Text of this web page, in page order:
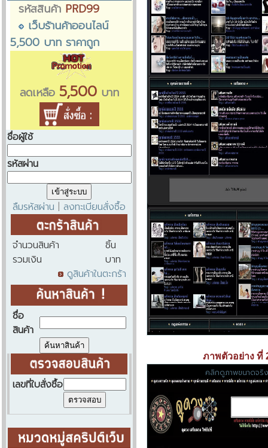
รหัสสินค้า PRD99
เว็บร้านค้าออนไลน์
5,500 บาท ราคาถูก
ลดเหลือ 5,500บาท
ชื่อผู้ใช้
รหัสผ่าน
ลืมรหัสผ่าน ลงทะเบียนสั่งซื้อ
จำนวนสินค้า
ชิ้น
รวมเงิน
บาท
ดูสินค้าในตะกร้า
ชื่อ
สินค้า
เลขที่ใบสั่งซื้อ
ภาพตัวอย่าง ที่
คลิกดูภาพขนาดจริง